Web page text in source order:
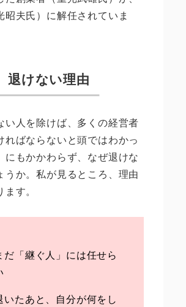
昭夫氏）に解任されていま
退けない理由
い人を除けば、多くの経営者
ればならないと頭ではわかっ
にもかかわらず、なぜ退けな
うか。私が見るところ、理由
す。
だ「継ぐ人」には任せら
いたあと、自分が何をし